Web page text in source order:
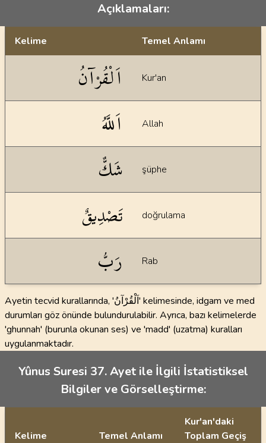
Açıklamaları:
Kelime Temel Anlamı
اَلْقُرْآنُ Kur'an
اَللَّهُ Allah
شَكٌّ şüphe
تَصْدِيقٌ doğrulama
رَبُّ Rab
Ayetin tecvid kurallarında, 'اَلْقُرْآنُ' kelimesinde, idgam ve med
durumları göz önünde bulundurulabilir. Ayrıca, bazı kelimelerde
'ghunnah' (burunla okunan ses) ve 'madd' (uzatma) kuralları
uygulanmaktadır.
Yûnus Suresi 37. Ayet ile İlgili İstatistiksel
Bilgiler ve Görselleştirme:
Kelime Temel Anlamı
Kur'an'daki
Toplam Geçiş